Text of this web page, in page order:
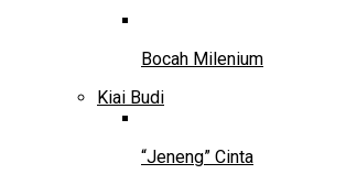
Bocah Milenium
Kiai Budi
“Jeneng” Cinta